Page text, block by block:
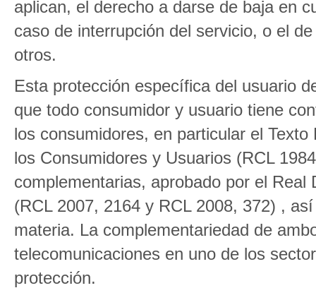
aplican, el derecho a darse de baja en
caso de interrupción del servicio, o el
otros.
Esta protección específica del usuario
que todo consumidor y usuario tiene
los consumidores, en particular el
los Consumidores y Usuarios (RCL
complementarias, aprobado por el
(RCL 2007, 2164 y RCL 2008, 372) ,
materia. La complementariedad de
telecomunicaciones en uno de los
protección.